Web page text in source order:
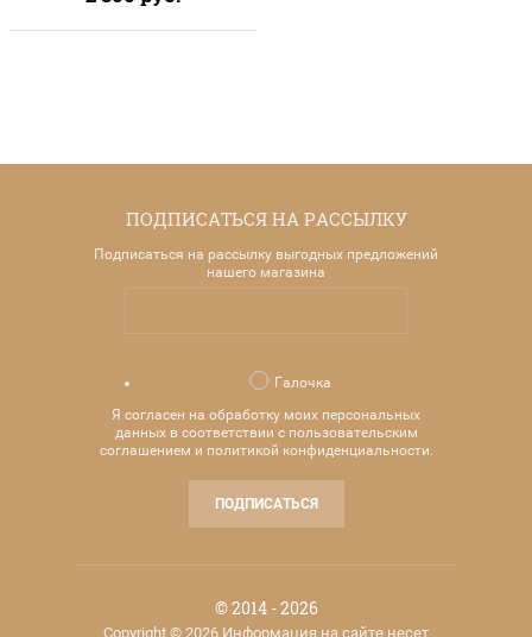
ПОДПИСАТЬСЯ НА РАССЫЛКУ
Подписаться на рассылку выгодных предложений
нашего магазина
Галочка
Я согласен на обработку моих персональных
данных в соответствии с пользовательским
соглашением и политикой конфиденциальности.
ПОДПИСАТЬСЯ
© 2014 - 2026
Copyright © 2026 Информация на сайте несет